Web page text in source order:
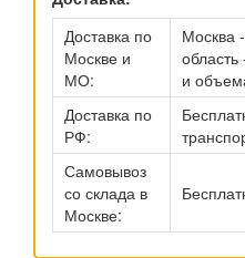
Доставка по
Москве и
МО:
Москва
и
Доставка по
РФ:
Самовывоз
со склада в
Москве: